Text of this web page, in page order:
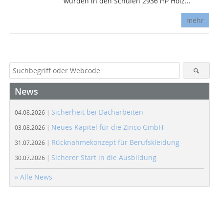
mehr
News
04.08.2026 | Sicherheit bei Dacharbeiten
03.08.2026 | Neues Kapitel für die Zinco GmbH
31.07.2026 | Rücknahmekonzept für Berufskleidung
30.07.2026 | Sicherer Start in die Ausbildung
» Alle News